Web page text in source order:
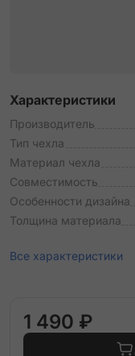
Характеристики
Производитель
Тип чехла
Материал чехла
Совместимость
Особенности дизайна
Толщина материала
Все характеристики
1 490 ₽